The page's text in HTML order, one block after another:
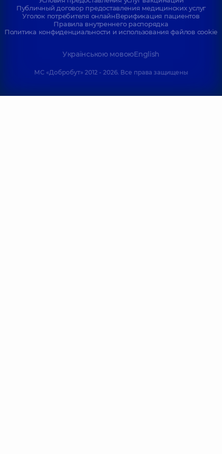
Публичный договор предоставления медицинских услуг
Уголок потребителя онлайнВерификация пациентов
Правила внутреннего распорядка
Политика конфиденциальности и использования файлов cookie
Українською мовоюEnglish
МС «Добробут» 2012 - 2026. Все права защищены